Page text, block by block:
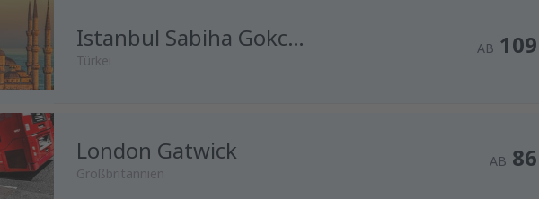
Istanbul Sabiha Gokcen
Türkei
AB 109
London Gatwick
Großbritannien
AB 86